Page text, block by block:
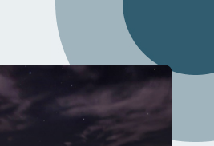
vi aiuterà a capire
il vostro